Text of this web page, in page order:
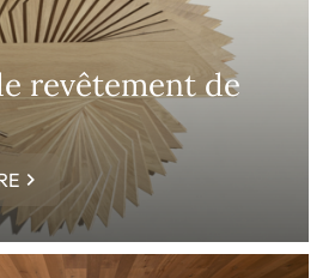
revêtement de